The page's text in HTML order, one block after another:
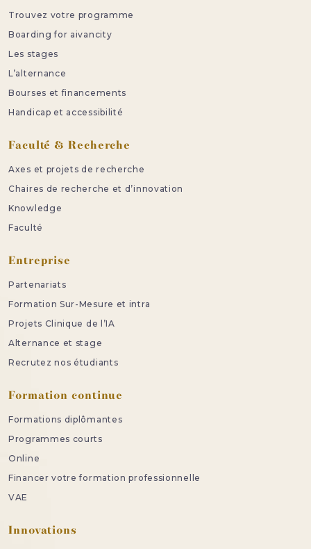
Trouvez votre programme
Boarding for aivancity
Les stages
L’alternance
Bourses et financements
Handicap et accessibilité
Faculté & Recherche
Axes et projets de recherche
Chaires de recherche et d’innovation
Knowledge
Faculté
Entreprise
Partenariats
Formation Sur-Mesure et intra
Projets Clinique de l’IA
Alternance et stage
Recrutez nos étudiants
Formation continue
Formations diplômantes
Programmes courts
Online
Financer votre formation professionnelle
VAE
Innovations